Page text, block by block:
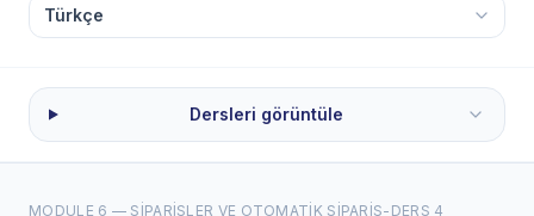
Dersleri görüntüle
MODULE 6 — SIPARIŞLER VE OTOMATIK SIPARIŞ- DERS 4